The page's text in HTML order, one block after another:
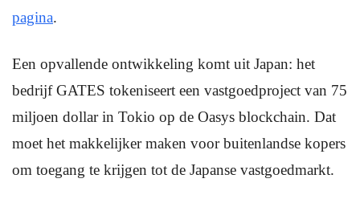
pagina.
Een opvallende ontwikkeling komt uit Japan: het
bedrijf GATES tokeniseert een vastgoedproject van 75
miljoen dollar in Tokio op de Oasys blockchain. Dat
moet het makkelijker maken voor buitenlandse kopers
om toegang te krijgen tot de Japanse vastgoedmarkt.